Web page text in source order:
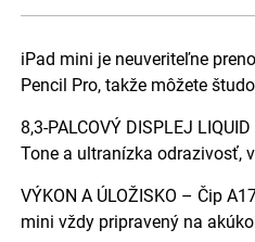
iPad mini je neuveriteľne
Pencil Pro, takže môžete
8,3-PALCOVÝ DISPLEJ
Tone a ultranízka odrazivosť,
VÝKON A ÚLOŽISKO – Čip
mini vždy pripravený na